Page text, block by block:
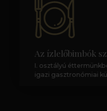
Az ízlelőbimbók
I. osztályú
igazi gasztronómiai